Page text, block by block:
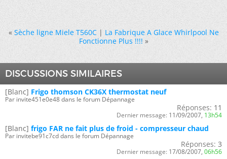
« Sèche ligne Miele T560C|La Fabrique A Glace Whirlpool Ne
Fonctionne Plus !!!! »
DISCUSSIONS SIMILAIRES
[Blanc] Frigo thomson CK36X thermostat neuf
Par invite451e0e48 dans le forum Dépannage
Réponses: 11
Dernier message: 11/09/2007, 13h54
[Blanc] frigo FAR ne fait plus de froid - compresseur chaud
Par invitebe91c7cd dans le forum Dépannage
Réponses: 3
Dernier message: 17/08/2007, 06h56